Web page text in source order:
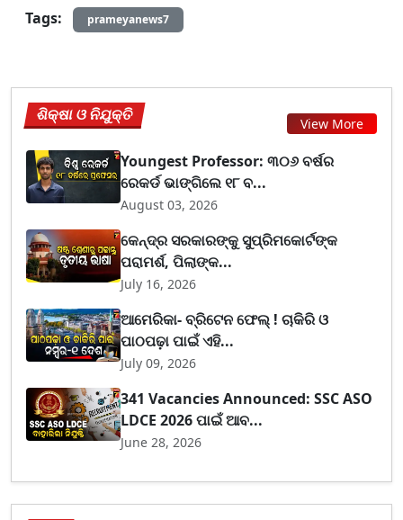
Tags:
prameyanews7
ଶିକ୍ଷା ଓ ନିଯୁକ୍ତି View More
Youngest Professor: ୩୦୬ ବର୍ଷର
ରେକର୍ଡ ଭାଙ୍ଗିଲେ ୧୮ ବ...
August 03, 2026
କେନ୍ଦ୍ର ସରକାରଙ୍କୁ ସୁପ୍ରିମକୋର୍ଟଙ୍କ
ପରାମର୍ଶ, ପିଲାଙ୍କ...
July 16, 2026
ଆମେରିକା- ବ୍ରିଟେନ ଫେଲ୍ ! ଚାକିରି ଓ
ପାଠପଢ଼ା ପାଇଁ ଏହି...
July 09, 2026
341 Vacancies Announced: SSC ASO
LDCE 2026 ପାଇଁ ଆବ...
June 28, 2026